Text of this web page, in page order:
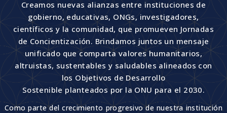
Creamos nuevas alianzas entre instituciones de
gobierno, educativas, ONGs, investigadores,
científicos y la comunidad, que promueven Jornadas
de Concientización. Brindamos juntos un mensaje
unificado que comparta valores humanitarios,
altruistas, sustentables y saludables alineados con
los Objetivos de Desarrollo
Sostenible planteados por la ONU para el 2030.
Como parte del crecimiento progresivo de nuestra institución